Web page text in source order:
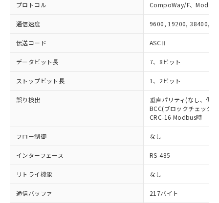
プロトコル CompoWay/F、Modbus
通信速度 9600, 19200, 38400,
伝送コード ASCⅡ
データビット長 7、8ビット
ストップビット長 1、2ビット
誤り検出
垂直パリティ(なし、偶
BCC(ブロックチェック
CRC-16 Modbus時
フロー制御 なし
インターフェース RS-485
リトライ機能 なし
通信バッファ 217バイト
荷製品に未対応品が混在することから備考
欄に対応日を記載しておりました。
既に当社にて対応品への在庫切替を完了
していることから、特段のことがない限
り、2022年1月12日より割愛しておりま
す。